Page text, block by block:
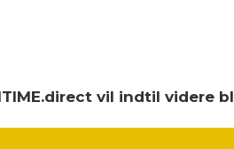
vil indtil videre